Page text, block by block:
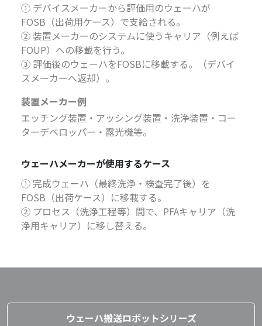
① デバイスメーカーから評価用のウェーハが
FOSB（出荷用ケース）で支給される。
② 装置メーカーのシステムに使うキャリア（例えば
FOUP）への移載を行う。
③ 評価後のウェーハをFOSBに移載する。（デバイ
スメーカーへ返却）。
装置メーカー例
エッチング装置・アッシング装置・洗浄装置・コー
ターデベロッパー・露光機等。
ウェーハメーカーが使用するケース
① 完成ウェーハ（最終洗浄・検査完了後）を
FOSB（出荷ケース）に移載する。
② プロセス（洗浄工程等）間で、PFAキャリア（洗
浄用キャリア）に移し替える。
ウェーハ搬送ロボットシリーズ